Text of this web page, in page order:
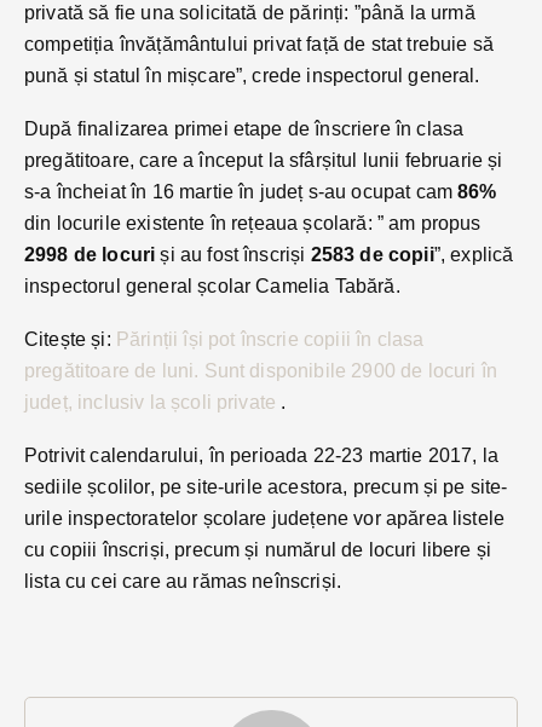
privată să fie una solicitată de părinți: ”până la urmă
competiția învățământului privat față de stat trebuie să
pună și statul în mișcare”, crede inspectorul general.
După finalizarea primei etape de înscriere în clasa
pregătitoare, care a început la sfârșitul lunii februarie și
s-a încheiat în 16 martie în județ s-au ocupat cam86%
din locurile existente în rețeaua școlară: ” am propus
2998 de locuri și au fost înscriși 2583 de copii”, explică
inspectorul general școlar Camelia Tabără.
Citește și: Părinții își pot înscrie copiii în clasa
pregătitoare de luni. Sunt disponibile 2900 de locuri în
județ, inclusiv la școli private .
Potrivit calendarului, în perioada 22-23 martie 2017, la
sediile școlilor, pe site-urile acestora, precum și pe site-
urile inspectoratelor școlare județene vor apărea listele
cu copiii înscriși, precum și numărul de locuri libere și
lista cu cei care au rămas neînscriși.